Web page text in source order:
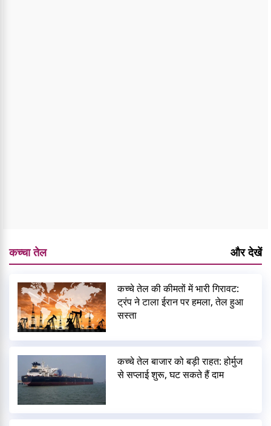
कच्चा तेल और देखें
कच्चे तेल की कीमतों में भारी गिरावट:
ट्रंप ने टाला ईरान पर हमला, तेल हुआ
सस्ता
कच्चे तेल बाजार को बड़ी राहत: होर्मुज
से सप्लाई शुरू, घट सकते हैं दाम